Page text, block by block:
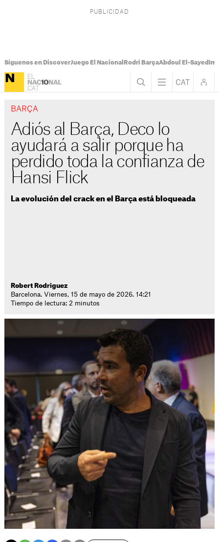
Síguenos en DiscoverJuego El Nacional Rodri BarçaAbdoul El-Sayed
BARÇA
Adiós al Barça, Deco lo
ayudará a salir porque ha
perdido toda la confianza de
Hansi Flick
La evolución del crack en el Barça está bloqueada
Robert Rodriguez
Barcelona. Viernes, 15 de mayo de 2026. 14:21
Tiempo de lectura: 2 minutos